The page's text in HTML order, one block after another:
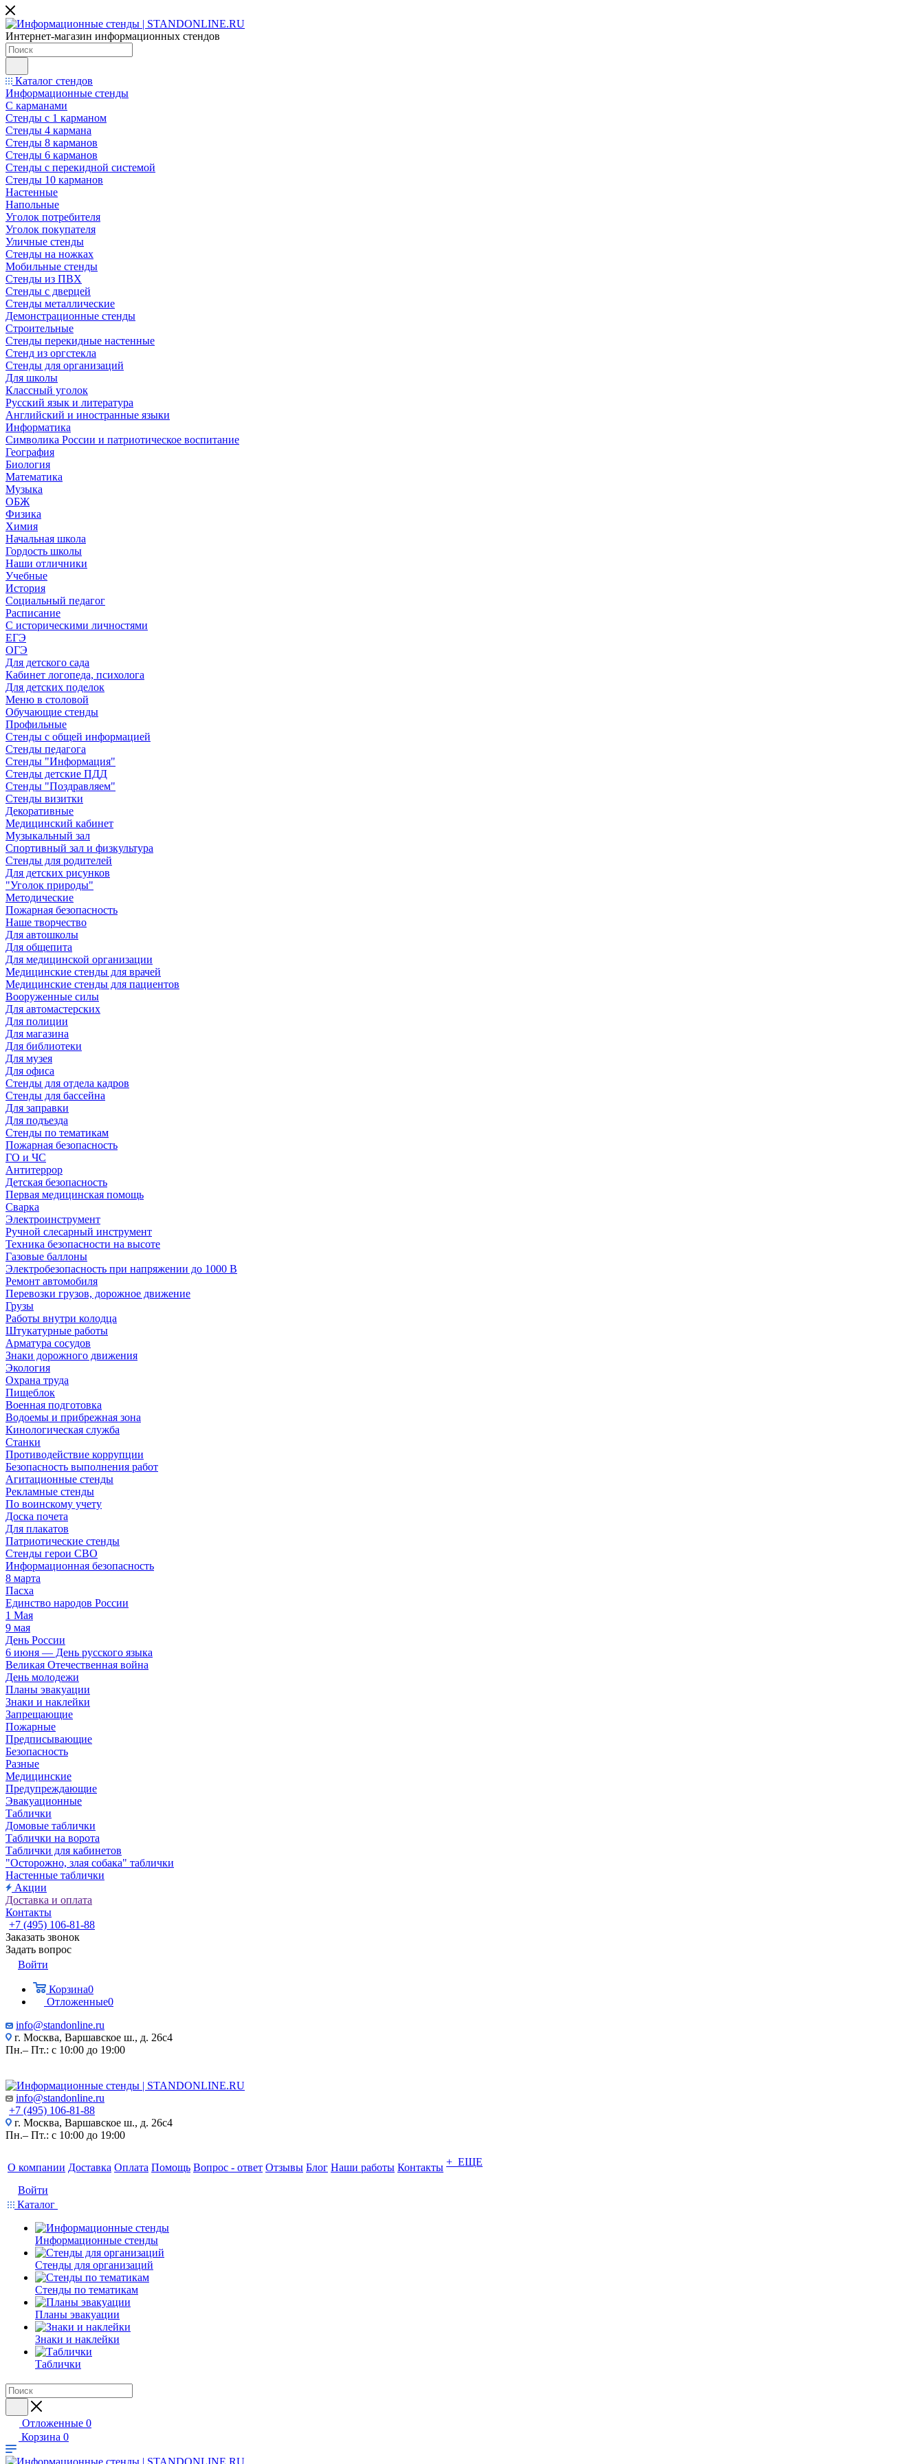
Интернет-магазин информационных стендов
Каталог стендов
Информационные стенды
С карманами
Стенды с 1 карманом
Стенды 4 кармана
Стенды 8 карманов
Стенды 6 карманов
Стенды с перекидной системой
Стенды 10 карманов
Настенные
Напольные
Уголок потребителя
Уголок покупателя
Уличные стенды
Стенды на ножках
Мобильные стенды
Стенды из ПВХ
Стенды с дверцей
Стенды металлические
Демонстрационные стенды
Строительные
Стенды перекидные настенные
Стенд из оргстекла
Стенды для организаций
Для школы
Классный уголок
Русский язык и литература
Английский и иностранные языки
Информатика
Символика России и патриотическое воспитание
География
Биология
Математика
Музыка
ОБЖ
Физика
Химия
Начальная школа
Гордость школы
Наши отличники
Учебные
История
Социальный педагог
Расписание
С историческими личностями
ЕГЭ
ОГЭ
Для детского сада
Кабинет логопеда, психолога
Для детских поделок
Меню в столовой
Обучающие стенды
Профильные
Стенды с общей информацией
Стенды педагога
Стенды "Информация"
Стенды детские ПДД
Стенды "Поздравляем"
Стенды визитки
Декоративные
Медицинский кабинет
Музыкальный зал
Спортивный зал и физкультура
Стенды для родителей
Для детских рисунков
"Уголок природы"
Методические
Пожарная безопасность
Наше творчество
Для автошколы
Для общепита
Для медицинской организации
Медицинские стенды для врачей
Медицинские стенды для пациентов
Вооруженные силы
Для автомастерских
Для полиции
Для магазина
Для библиотеки
Для музея
Для офиса
Стенды для отдела кадров
Стенды для бассейна
Для заправки
Для подъезда
Стенды по тематикам
Пожарная безопасность
ГО и ЧС
Антитеррор
Детская безопасность
Первая медицинская помощь
Сварка
Электроинструмент
Ручной слесарный инструмент
Техника безопасности на высоте
Газовые баллоны
Электробезопасность при напряжении до 1000 В
Ремонт автомобиля
Перевозки грузов, дорожное движение
Грузы
Работы внутри колодца
Штукатурные работы
Арматура сосудов
Знаки дорожного движения
Экология
Охрана труда
Пищеблок
Военная подготовка
Водоемы и прибрежная зона
Кинологическая служба
Станки
Противодействие коррупции
Безопасность выполнения работ
Агитационные стенды
Рекламные стенды
По воинскому учету
Доска почета
Для плакатов
Патриотические стенды
Стенды герои СВО
Информационная безопасность
8 марта
Пасха
Единство народов России
1 Мая
9 мая
День России
6 июня — День русского языка
Великая Отечественная война
День молодежи
Планы эвакуации
Знаки и наклейки
Запрещающие
Пожарные
Предписывающие
Безопасность
Разные
Медицинские
Предупреждающие
Эвакуационные
Таблички
Домовые таблички
Таблички на ворота
Таблички для кабинетов
"Осторожно, злая собака" таблички
Настенные таблички
Акции
Доставка и оплата
Контакты
+7 (495) 106-81-88
Заказать звонок
Задать вопрос
Войти
Корзина0
Отложенные0
info@standonline.ru
г. Москва, Варшавское ш., д. 26с4
Пн.– Пт.: с 10:00 до 19:00
info@standonline.ru
+7 (495) 106-81-88
г. Москва, Варшавское ш., д. 26с4
Пн.– Пт.: с 10:00 до 19:00
О компании Доставка Оплата Помощь Вопрос - ответ Отзывы Блог Наши работы Контакты + ЕЩЕ
Войти
Каталог
Информационные стенды
Стенды для организаций
Стенды по тематикам
Планы эвакуации
Знаки и наклейки
Таблички
Отложенные 0
Корзина 0